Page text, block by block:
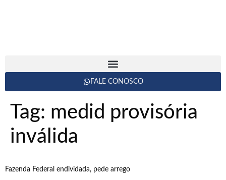
FALE CONOSCO
Tag: medid provisória
inválida
Fazenda Federal endividada, pede arrego